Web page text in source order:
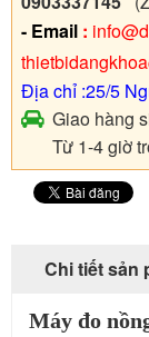
- Email :
Địa chỉ :25/5
Giao hàng
Từ 1-4 giờ
Chi tiết sản
Máy đo